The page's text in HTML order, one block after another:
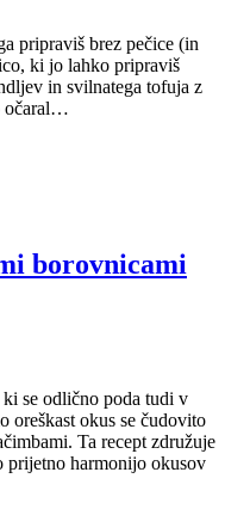
pripraviš brez pečice (in
ki jo lahko pripraviš
in svilnatega tofuja z
očaral…
borovnicami
se odlično poda tudi v
oreškast okus se čudovito
Ta recept združuje
prijetno harmonijo okusov